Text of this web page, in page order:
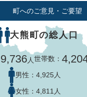
町へのご意見・ご要望
大熊町の総人口
9,736人世帯数：
男性： 4,925人
女性： 4,811人